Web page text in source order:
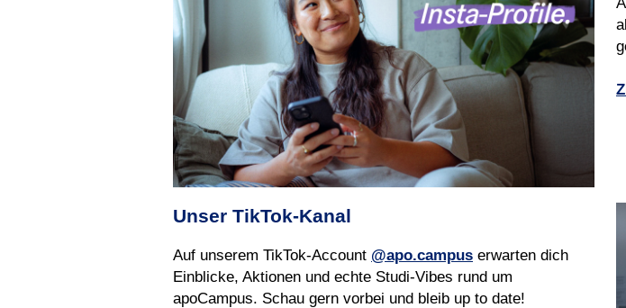
Unser TikTok‑Kanal
Auf unserem TikTok-Account @apo.campus erwarten dich
Einblicke, Aktionen und echte Studi‑Vibes rund um
apoCampus. Schau gern vorbei und bleib up to date!